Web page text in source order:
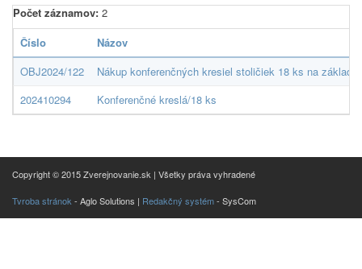
Počet záznamov: 2
Číslo
Názov
OBJ2024/122
Nákup konferenčných kresiel stoličiek 18 ks na
202410294
Konferenčné kreslá/18 ks
Copyright © 2015 Zverejnovanie.sk | Všetky práva vyhradené
Tvroba stránok - Aglo Solutions | Redakčný systém- SysCom